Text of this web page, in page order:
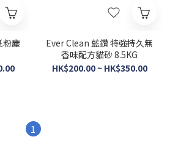
粉塵
Ever Clean 藍鑽 特強持久無
香味配方貓砂 8.5KG
HK$200.00 ~ HK$350.00
1